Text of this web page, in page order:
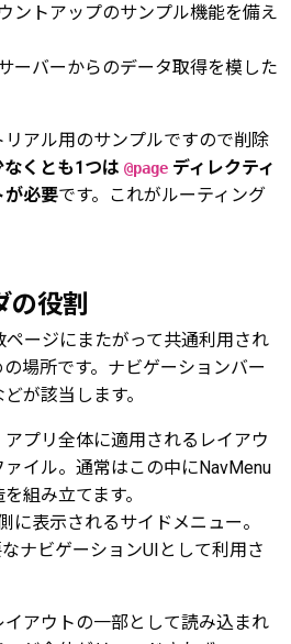
ントアップのサンプル機能を備え
ーバーからのデータ取得を模した
アル用のサンプルですので削除
なくとも1つは @page ディレクティ
が必要です。これがルーティング
の役割
ージにまたがって共通利用され
場所です。ナビゲーションバー
が該当します。
アプリ全体に適用されるレイアウ
ァイル。通常はこの中にNavMenu
組み立てます。
に表示されるサイドメニュー。
ナビゲーションUIとして利用さ
アウトの一部として読み込まれ